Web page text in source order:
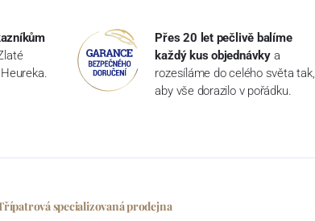
Přes 20 let pečlivě balíme
každý kus objednávky a
rozesíláme do celého světa tak,
aby vše dorazilo v pořádku.
specializovaná prodejna